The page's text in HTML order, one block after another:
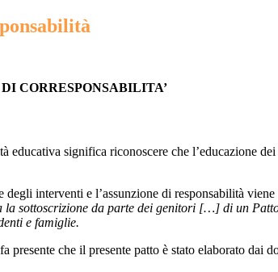
CORRESPONSABILITA’
educativa significa riconoscere che l’educazione
degli interventi e l’assunzione di responsabilità
la sottoscrizione da parte dei genitori […] di un
e famiglie.
presente che il presente patto è stato elaborato